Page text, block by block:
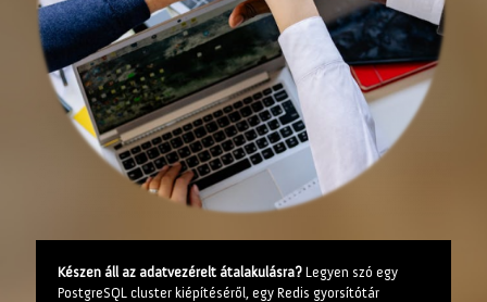
Készen áll az adatvezérelt átalakulásra? Legyen szó egy
PostgreSQL cluster kiépítéséről, egy Redis gyorsítótár